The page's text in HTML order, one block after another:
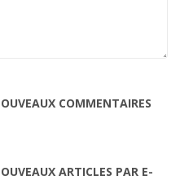
COMMENTAIRES
ARTICLES PAR E-